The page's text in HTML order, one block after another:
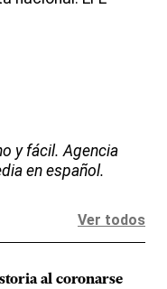
y fácil. Agencia
en español.
Ver todos
al coronarse